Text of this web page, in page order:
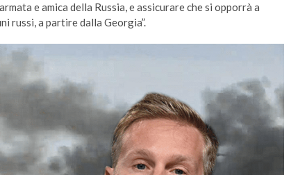
e amica della Russia, e assicurare che si opporrà a
russi, a partire dalla Georgia”.